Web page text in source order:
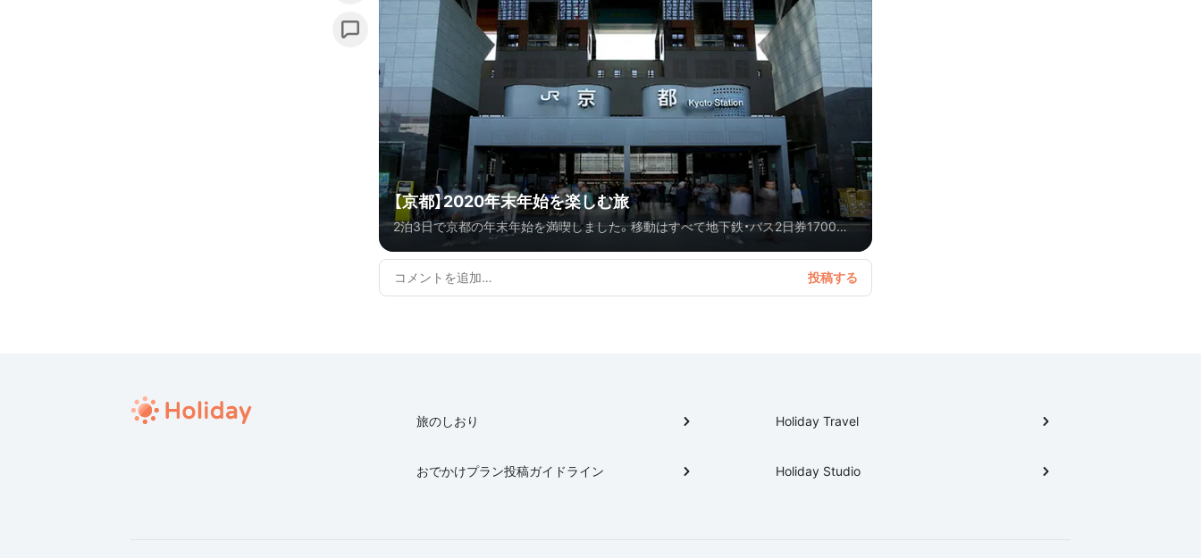
【京都】2020年末年始を楽しむ旅
2泊3日で京都の年末年始を満喫しました。移動はすべて地下鉄・バス2日券1700円
＋地下鉄・バス1日券900円を利用。年末年始は行きたいお店やお食事処はほぼ休業
期間に入っているので主に繁華街で食事をしたり、事前予約をしておくなど注意が
旅のしおり
おでかけプラン投稿ガイドライン
Holiday Travel
Holiday Studio